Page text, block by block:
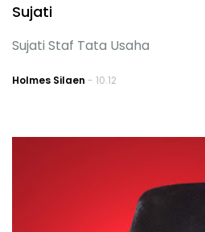
Sujati
Sujati Staf Tata Usaha
Holmes Silaen - 10.12